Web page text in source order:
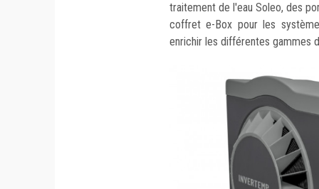
traitement de l'eau Soleo, des
coffret e-Box pour les
enrichir les différentes gammes